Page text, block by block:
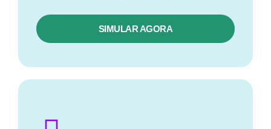
SIMULAR AGORA​